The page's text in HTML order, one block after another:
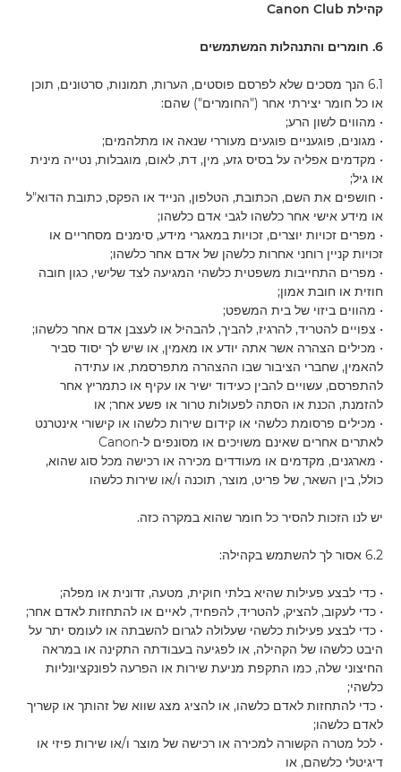
קהילת Canon Club
6. חומרים והתנהלות המשתמשים
6.1 הנך מסכים שלא לפרסם פוסטים, הערות, תמונות, סרטונים, תוכן
או כל חומר יצירתי אחר ("החומרים") שהם:
• מהווים לשון הרע;
• מגונים, פוגעניים פוגעים מעוררי שנאה או מתלהמים;
• מקדמים אפליה על בסיס גזע, מין, דת, לאום, מוגבלות, נטייה מינית
או גיל;
• חושפים את השם, הכתובת, הטלפון, הנייד או הפקס, כתובת הדוא"ל
או מידע אישי אחר כלשהו לגבי אדם כלשהו;
• מפרים זכויות יוצרים, זכויות במאגרי מידע, סימנים מסחריים או
זכויות קניין רוחני אחרות כלשהן של אדם אחר כלשהו;
• מפרים התחייבות משפטית כלשהי המגיעה לצד שלישי, כגון חובה
חוזית או חובת אמון;
• מהווים ביזוי של בית המשפט;
• צפויים להטריד, להרגיז, להביך, להבהיל או לעצבן אדם אחר כלשהו;
• מכילים הצהרה אשר אתה יודע או מאמין, או שיש לך יסוד סביר
להאמין, שחברי הציבור שבו ההצהרה מתפרסמת, או עתידה
להתפרסם, עשויים להבין כעידוד ישיר או עקיף או כתמריץ אחר
להזמנת, הכנת או הסתה לפעולות טרור או פשע אחר; או
• מכילים פרסומת כלשהי או קידום שירות כלשהו או קישורי אינטרנט
לאתרים אחרים שאינם משויכים או מסונפים ל-Canon
• מארגנים, מקדמים או מעודדים מכירה או רכישה מכל סוג שהוא,
כולל, בין השאר, של פריט, מוצר, תוכנה ו/או שירות כלשהו
יש לנו הזכות להסיר כל חומר שהוא במקרה כזה.
6.2 אסור לך להשתמש בקהילה:
• כדי לבצע פעילות שהיא בלתי חוקית, מטעה, זדונית או מפלה;
• כדי לעקוב, להציק, להטריד, להפחיד, לאיים או להתחזות לאדם אחר;
• כדי לבצע פעילות כלשהי שעלולה לגרום להשבתה או לעומס יתר על
היבט כלשהו של הקהילה, או לפגיעה בעבודתה התקינה או במראה
החיצוני שלה, כמו התקפת מניעת שירות או הפרעה לפונקציונליות
כלשהי;
• כדי להתחזות לאדם כלשהו, או להציג מצג שווא של זהותך או קשריך
לאדם כלשהו;
• לכל מטרה הקשורה למכירה או רכישה של מוצר ו/או שירות פיזי או
דיגיטלי כלשהם, או